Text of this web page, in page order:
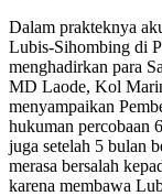
Dalam prakteknya
Lubis-Sihombing di
menghadirkan para
MD Laode, Kol
menyampaikan
hukuman percobaan
juga setelah 5 bulan
merasa bersalah
karena membawa